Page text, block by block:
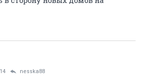
nesska88